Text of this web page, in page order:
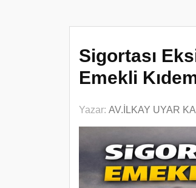
Sigortası
Emekli
Yazar: AV.İLKAY UYAR